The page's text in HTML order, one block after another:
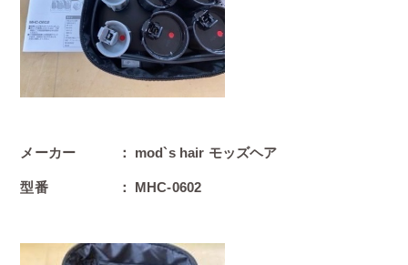
メーカー ： mod`s hair モッズヘア
型番 ： MHC-0602